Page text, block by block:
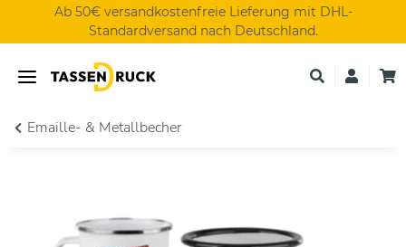
Ab 50€ versandkostenfreie Lieferung mit DHL-
Standardversand nach Deutschland.
Emaille- & Metallbecher